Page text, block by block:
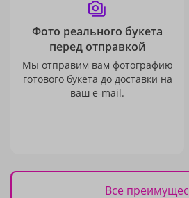
Фото реального букета
перед отправкой
Мы отправим вам фотографию
готового букета до доставки на
ваш e-mail.
Все